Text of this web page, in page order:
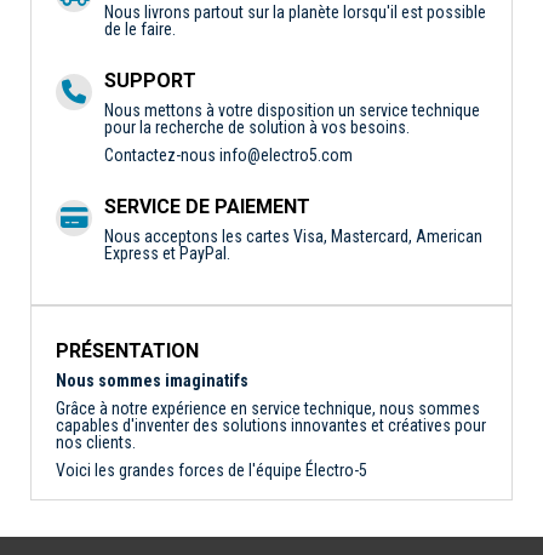
Nous livrons partout sur la planète lorsqu'il est possible
de le faire.
SUPPORT
Nous mettons à votre disposition un service technique
pour la recherche de solution à vos besoins.
Contactez-nous info@electro5.com
SERVICE DE PAIEMENT
Nous acceptons les cartes Visa, Mastercard, American
Express et PayPal.
PRÉSENTATION
Nous sommes imaginatifs
Grâce à notre expérience en service technique, nous sommes
capables d'inventer des solutions innovantes et créatives pour
nos clients.
Voici les grandes forces de l'équipe Électro-5